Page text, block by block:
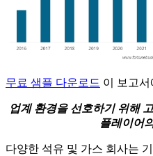
무료 샘플 다운로드 이 보고
업계 환경을 선호하기 위해
플레이어
다양한 석유 및 가스 회사는